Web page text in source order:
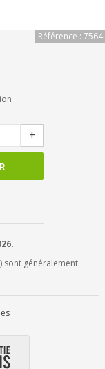
Référence : 7564
+
sont généralement